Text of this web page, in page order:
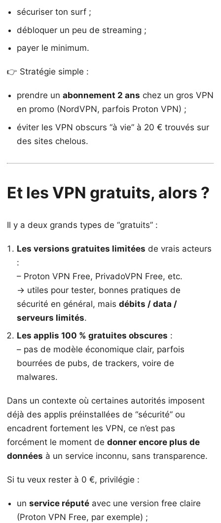
sécuriser ton surf ;
débloquer un peu de streaming ;
payer le minimum.
👉 Stratégie simple :
prendre un abonnement 2 ans chez un gros VPN
en promo (NordVPN, parfois Proton VPN) ;
éviter les VPN obscurs “à vie” à 20 € trouvés sur
des sites chelous.
Et les VPN gratuits, alors ?
Il y a deux grands types de “gratuits” :
Les versions gratuites limitées de vrais acteurs
:
– Proton VPN Free, PrivadoVPN Free, etc.
→ utiles pour tester, bonnes pratiques de
sécurité en général, mais débits / data /
serveurs limités.
Les applis 100 % gratuites obscures :
– pas de modèle économique clair, parfois
bourrées de pubs, de trackers, voire de
malwares.
Dans un contexte où certaines autorités imposent
déjà des applis préinstallées de “sécurité” ou
encadrent fortement les VPN, ce n’est pas
forcément le moment de donner encore plus de
données à un service inconnu, sans transparence.
Si tu veux rester à 0 €, privilégie :
un service réputé avec une version free claire
(Proton VPN Free, par exemple) ;